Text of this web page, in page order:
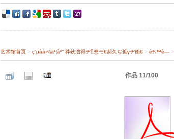
艺术馆首页> ç”µå­å›¾ä¹¦åº“ 莽鈥澛得ヂ惷モ€郝久ぢ孤γヂ衡€> é¾™è—>
作品 11/100